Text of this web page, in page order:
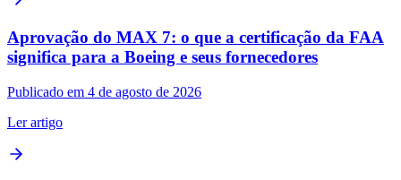
Aprovação do MAX 7: o que a certificação da FAA
significa para a Boeing e seus fornecedores
Publicado em 4 de agosto de 2026
Ler artigo